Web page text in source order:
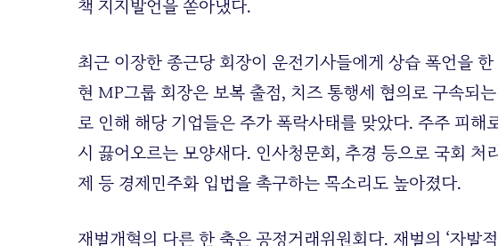
책 지지발언을 쏟아냈다.
최근 이장한 종근당 회장이 운전기사들에게 상습 폭언을
현 MP그룹 회장은 보복 출점, 치즈 통행세 혐의로 구속되
로 인해 해당 기업들은 주가 폭락사태를 맞았다. 주주 피해
시 끓어오르는 모양새다. 인사청문회, 추경 등으로 국회
제 등 경제민주화 입법을 촉구하는 목소리도 높아졌다.
재벌개혁의 다른 한 축은 공정거래위원회다. 재벌의 ‘자발